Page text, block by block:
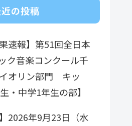
の投稿
速報】第51回全日本
ク音楽コンクール千
オリン部門 キッ
・中学1年生の部】
2026年9月23日（水